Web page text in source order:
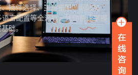
插件选择、主题搭配、网站加
言配置等全流程，让你快速掌握
础。